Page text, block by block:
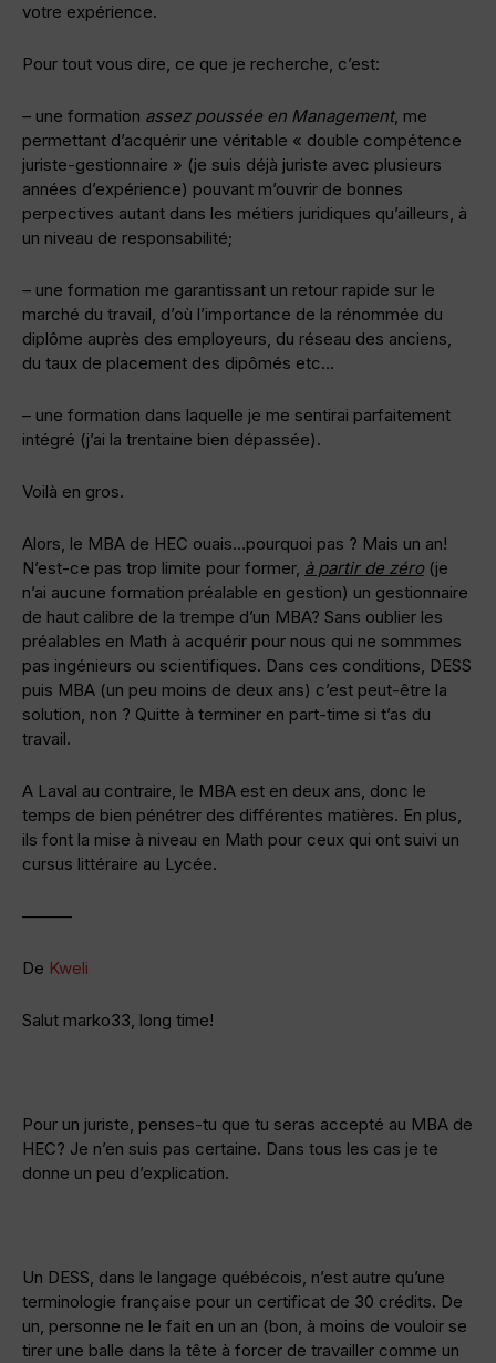
votre expérience.
Pour tout vous dire, ce que je recherche, c’est:
– une formation assez poussée en Management, me
permettant d’acquérir une véritable « double compétence
juriste-gestionnaire » (je suis déjà juriste avec plusieurs
années d’expérience) pouvant m’ouvrir de bonnes
perpectives autant dans les métiers juridiques qu’ailleurs, à
un niveau de responsabilité;
– une formation me garantissant un retour rapide sur le
marché du travail, d’où l’importance de la rénommée du
diplôme auprès des employeurs, du réseau des anciens,
du taux de placement des dipômés etc…
– une formation dans laquelle je me sentirai parfaitement
intégré (j’ai la trentaine bien dépassée).
Voilà en gros.
Alors, le MBA de HEC ouais…pourquoi pas ? Mais un an!
N’est-ce pas trop limite pour former, à partir de zéro(je
n’ai aucune formation préalable en gestion) un gestionnaire
de haut calibre de la trempe d’un MBA? Sans oublier les
préalables en Math à acquérir pour nous qui ne sommmes
pas ingénieurs ou scientifiques. Dans ces conditions, DESS
puis MBA (un peu moins de deux ans) c’est peut-être la
solution, non ? Quitte à terminer en part-time si t’as du
travail.
A Laval au contraire, le MBA est en deux ans, donc le
temps de bien pénétrer des différentes matières. En plus,
ils font la mise à niveau en Math pour ceux qui ont suivi un
cursus littéraire au Lycée.
———
De Kweli
Salut marko33, long time!
Pour un juriste, penses-tu que tu seras accepté au MBA de
HEC? Je n’en suis pas certaine. Dans tous les cas je te
donne un peu d’explication.
Un DESS, dans le langage québécois, n’est autre qu’une
terminologie française pour un certificat de 30 crédits. De
un, personne ne le fait en un an (bon, à moins de vouloir se
tirer une balle dans la tête à forcer de travailler comme un